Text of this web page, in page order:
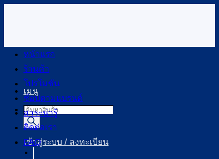
เนื้อหา
เมนู
Products
search
เข้าสู่ระบบ / ลงทะเบียน
หน้าแรก
ร้านค้า
โปรโมชัน
ช้อปตามแบรนด์
สาระน่ารู้
ติดต่อเรา
FAQ